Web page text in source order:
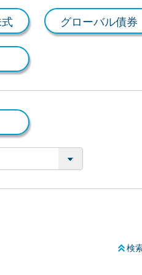
グローバル債券
検